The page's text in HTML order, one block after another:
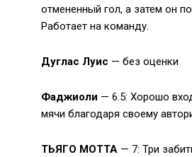
отмененный гол, а затем он
Работает на команду.
Дуглас Луис — без оценки
Фаджиоли — 6.5: Хорошо
мячи благодаря своему
ТЬЯГО МОТТА — 7: Три